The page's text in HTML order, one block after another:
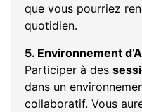
que vous pourriez
quotidien.
5. Environnement
Participer à des
dans un
collaboratif. Vous